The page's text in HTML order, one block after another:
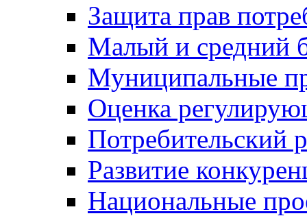
Защита прав
Малый и средний
Муниципальные
Оценка
Потребительский
Развитие
Национальные